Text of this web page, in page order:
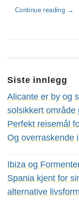
Continue reading →
Siste innlegg
Alicante er by og
solsikkert område
Perfekt reisemål
Og overraskende
Ibiza og
Spania kjent for
alternative